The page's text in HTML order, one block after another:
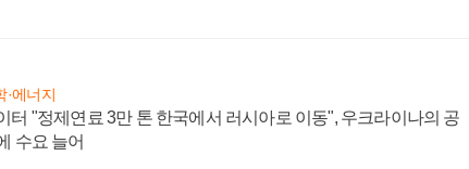
·에너지
터 "정제연료 3만 톤 한국에서 러시아로 이동", 우크라이나의 공
수요 늘어